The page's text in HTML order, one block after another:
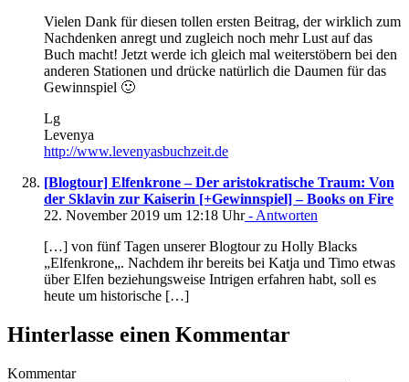
Vielen Dank für diesen tollen ersten Beitrag, der wirklich zum
Nachdenken anregt und zugleich noch mehr Lust auf das
Buch macht! Jetzt werde ich gleich mal weiterstöbern bei den
anderen Stationen und drücke natürlich die Daumen für das
Gewinnspiel 🙂
Lg
Levenya
http://www.levenyasbuchzeit.de
[Blogtour] Elfenkrone – Der aristokratische Traum: Von
der Sklavin zur Kaiserin [+Gewinnspiel] – Books on Fire
22. November 2019 um 12:18 Uhr- Antworten
[…] von fünf Tagen unserer Blogtour zu Holly Blacks
„Elfenkrone„. Nachdem ihr bereits bei Katja und Timo etwas
über Elfen beziehungsweise Intrigen erfahren habt, soll es
heute um historische […]
Hinterlasse einen Kommentar
Kommentar